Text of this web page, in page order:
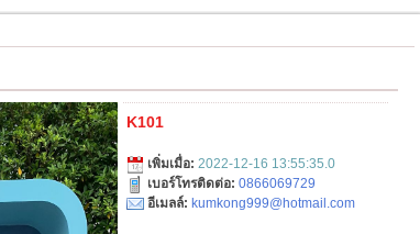
K101
เพิ่มเมื่อ: 2022-12-16 13:55:35.0
เบอร์โทรติดต่อ: 0866069729
อีเมลล์: kumkong999@hotmail.com